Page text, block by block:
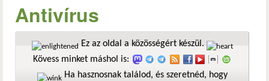
Antivírus
Ez az oldal a közösségért készül.
Kövess minket máshol is:
Ha hasznosnak találod, és szeretnéd, hogy